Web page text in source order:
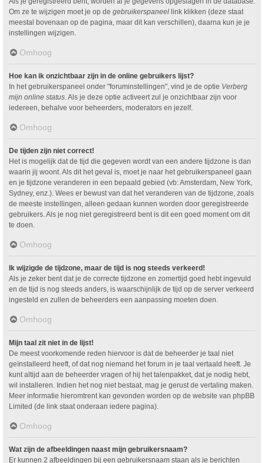
Om ze te wijzigen moet je op de gebruikerspaneel link klikken (deze staat
meestal bovenaan op de pagina, maar dit kan verschillen), daarna kun je je
instellingen wijzigen.
Omhoog
Hoe kan ik onzichtbaar zijn in de online gebruikers lijst?
In het gebruikerspaneel onder "foruminstellingen", vind je de optie Verberg
mijn online status. Als je deze optie activeert zul je onzichtbaar zijn voor
iedereen, behalve voor beheerders, moderators en jezelf.
Omhoog
De tijden zijn niet correct!
Het is mogelijk dat de tijd die gegeven wordt van een andere tijdzone is dan
waarin jij woont. Als dit het geval is, moet je naar het gebruikerspaneel gaan
en je tijdzone veranderen in een bepaald gebied (vb: Amsterdam, New York,
Sydney, enz.). Wees er bewust van dat het veranderen van de tijdzone, zoals
de meeste instellingen, alleen gedaan kunnen worden door geregistreerde
gebruikers. Als je nog niet geregistreerd bent is dit een goed moment om dit
te doen.
Omhoog
Ik wijzigde de tijdzone, maar de tijd is nog steeds verkeerd!
Als je zeker bent dat je de correcte tijdzone en zomertijd goed hebt ingevuld
en de tijd is nog steeds anders, is waarschijnlijk de tijd op de server verkeerd
ingesteld en zullen de beheerders een aanpassing moeten doen.
Omhoog
Mijn taal zit niet in de lijst!
De meest voorkomende reden hiervoor is dat de beheerder je taal niet
geïnstalleerd heeft, of dat nog niemand het forum in je taal vertaald heeft. Je
kunt altijd aan de beheerder vragen of hij het talenpakket, dat je nodig hebt,
wil installeren. Indien het nog niet bestaat, mag je gerust de vertaling maken.
Meer informatie hieromtrent kan gevonden worden op de website van phpBB
Limited (de link staat onderaan iedere pagina).
Omhoog
Wat zijn de afbeeldingen naast mijn gebruikersnaam?
Er kunnen 2 afbeeldingen bij een gebruikersnaam staan als je berichten